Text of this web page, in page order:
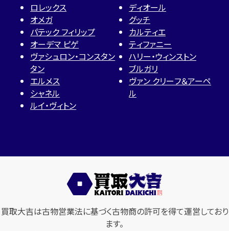
ロレックス
オメガ
パテック フィリップ
オーデマ ピゲ
ヴァシュロン・コンスタン
タン
エルメス
シャネル
ルイ・ヴィトン
ディオール
グッチ
カルティエ
ティファニー
ハリー・ウィンストン
ブルガリ
ヴァン クリーフ＆アーペ
ル
買取大吉は古物営業法に基づく古物商の許可を得て運営しており
ます。